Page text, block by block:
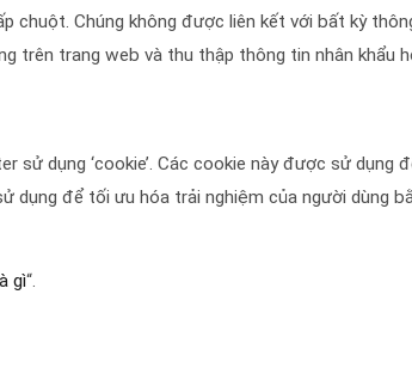
chuột. Chúng không được liên kết với bất kỳ
trên trang web và thu thập thông tin nhân khẩu
sử dụng ‘cookie’. Các cookie này được sử
để tối ưu hóa trải nghiệm của người dùng
gì“.